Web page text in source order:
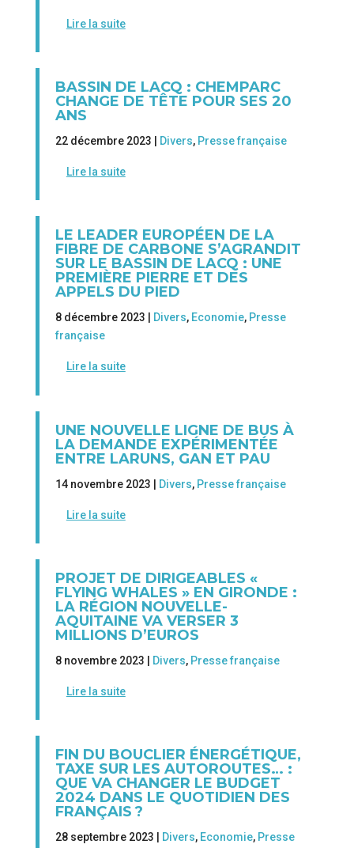
Lire la suite
BASSIN DE LACQ : CHEMPARC
CHANGE DE TÊTE POUR SES 20
ANS
22 décembre 2023 | Divers, Presse française
Lire la suite
LE LEADER EUROPÉEN DE LA
FIBRE DE CARBONE S’AGRANDIT
SUR LE BASSIN DE LACQ : UNE
PREMIÈRE PIERRE ET DES
APPELS DU PIED
8 décembre 2023 | Divers, Economie, Presse
française
Lire la suite
UNE NOUVELLE LIGNE DE BUS À
LA DEMANDE EXPÉRIMENTÉE
ENTRE LARUNS, GAN ET PAU
14 novembre 2023 | Divers, Presse française
Lire la suite
PROJET DE DIRIGEABLES «
FLYING WHALES » EN GIRONDE :
LA RÉGION NOUVELLE-
AQUITAINE VA VERSER 3
MILLIONS D’EUROS
8 novembre 2023 | Divers, Presse française
Lire la suite
FIN DU BOUCLIER ÉNERGÉTIQUE,
TAXE SUR LES AUTOROUTES… :
QUE VA CHANGER LE BUDGET
2024 DANS LE QUOTIDIEN DES
FRANÇAIS ?
28 septembre 2023 | Divers, Economie, Presse